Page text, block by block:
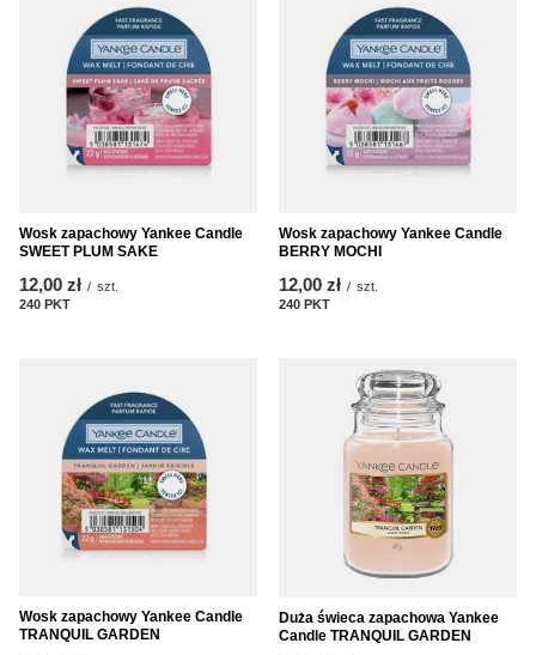
Wosk zapachowy Yankee Candle
SWEET PLUM SAKE
12,00 zł / szt.
240 PKT
Wosk zapachowy Yankee Candle
BERRY MOCHI
12,00 zł / szt.
240 PKT
Wosk zapachowy Yankee Candle
TRANQUIL GARDEN
Duża świeca zapachowa Yankee
Candle TRANQUIL GARDEN